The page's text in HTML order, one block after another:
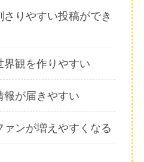
さりやすい投稿ができ
界観を作りやすい
報が届きやすい
ァンが増えやすくなる